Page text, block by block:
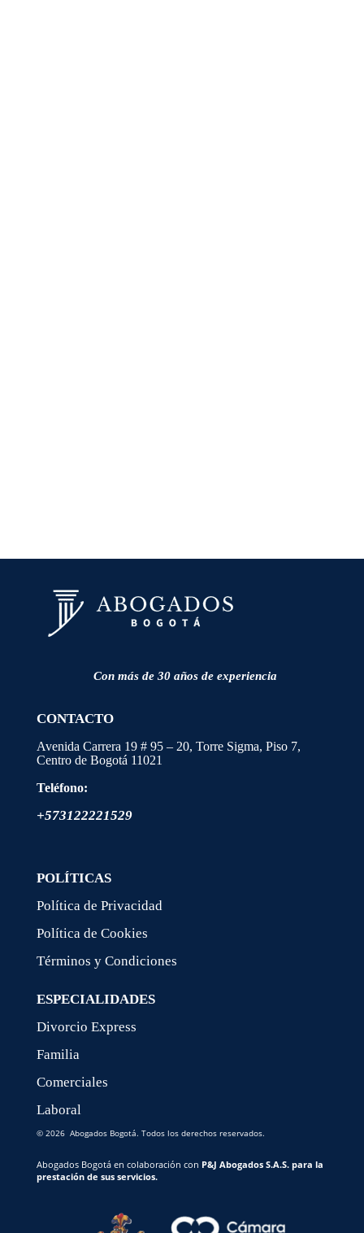
Con más de 30 años de experiencia
CONTACTO
Avenida Carrera 19 # 95 – 20, Torre Sigma, Piso 7,
Centro de Bogotá 11021
Teléfono:
+573122221529
POLÍTICAS
Política de Privacidad
Política de Cookies
Términos y Condiciones
ESPECIALIDADES
Divorcio Express
Familia
Comerciales
Laboral
© 2026 Abogados Bogotá. Todos los derechos reservados.
Abogados Bogotá en colaboración con P&J Abogados S.A.S. para la
prestación de sus servicios.